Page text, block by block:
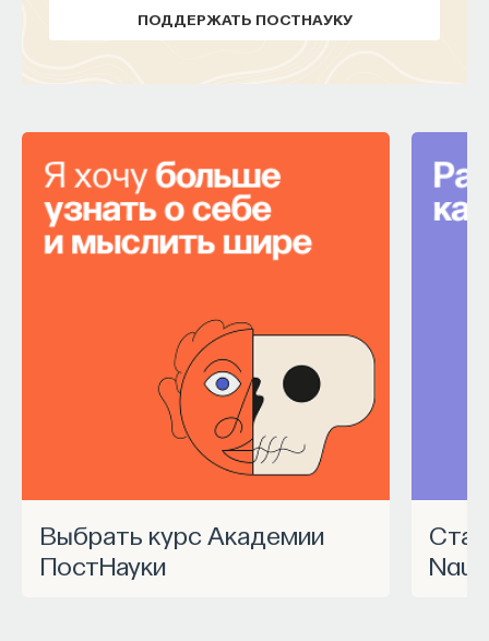
ПОДДЕРЖАТЬ ПОСТНАУКУ
Выбрать курс Академии
ПостНауки
Станьте частью программы